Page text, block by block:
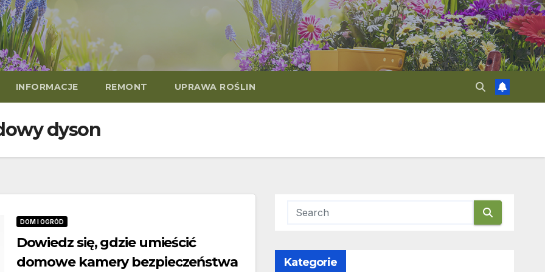
INFORMACJE REMONT UPRAWA ROŚLIN
dyson
DOM I OGRÓD
Dowiedz się, gdzie umieścić
domowe kamery bezpieczeństwa
Kategorie